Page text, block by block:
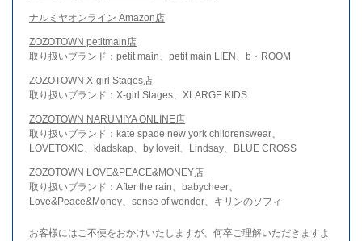
ナルミヤオンライン Amazon店
ZOZOTOWN petitmain店
取り扱いブランド：petit main、petit main LIEN、b・ROOM
ZOZOTOWN X-girl Stages店
取り扱いブランド：X-girl Stages、XLARGE KIDS
ZOZOTOWN NARUMIYA ONLINE店
取り扱いブランド：kate spade new york childrenswear、
LOVETOXIC、kladskap、by loveit、Lindsay、BLUE CROSS
ZOZOTOWN LOVE&PEACE&MONEY店
取り扱いブランド：After the rain、babycheer、
Love&Peace&Money、sense of wonder、キリンのソフィ
お客様にはご不便をおかけいたしますが、何卒ご理解いただきますよ